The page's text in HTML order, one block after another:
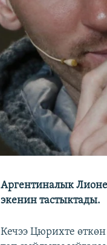
Аргентиналык
экенин тастыктады.
Кечээ Цюрихте